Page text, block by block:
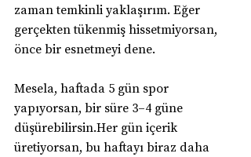
zaman temkinli yaklaşırım. Eğer
gerçekten tükenmiş hissetmiyorsan,
önce bir esnetmeyi dene.
Mesela, haftada 5 gün spor
yapıyorsan, bir süre 3–4 güne
düşürebilirsin.Her gün içerik
üretiyorsan, bu haftayı biraz daha